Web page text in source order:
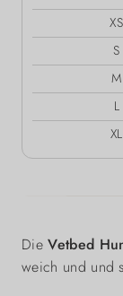
XS
S
M
L
XL
DieVetbed
weich und und